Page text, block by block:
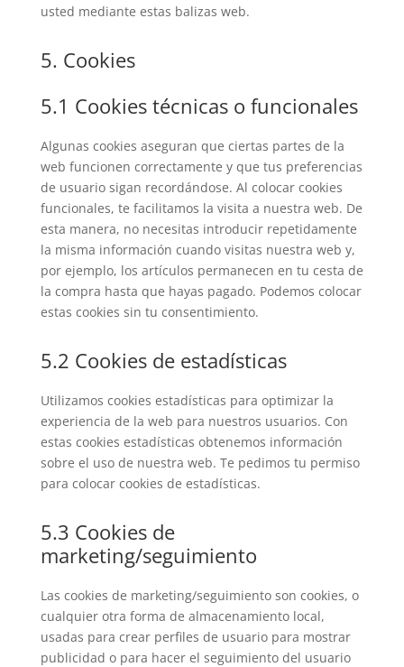
usted mediante estas balizas web.
5. Cookies
5.1 Cookies técnicas o funcionales
Algunas cookies aseguran que ciertas partes de la
web funcionen correctamente y que tus preferencias
de usuario sigan recordándose. Al colocar cookies
funcionales, te facilitamos la visita a nuestra web. De
esta manera, no necesitas introducir repetidamente
la misma información cuando visitas nuestra web y,
por ejemplo, los artículos permanecen en tu cesta de
la compra hasta que hayas pagado. Podemos colocar
estas cookies sin tu consentimiento.
5.2 Cookies de estadísticas
Utilizamos cookies estadísticas para optimizar la
experiencia de la web para nuestros usuarios. Con
estas cookies estadísticas obtenemos información
sobre el uso de nuestra web. Te pedimos tu permiso
para colocar cookies de estadísticas.
5.3 Cookies de
marketing/seguimiento
Las cookies de marketing/seguimiento son cookies, o
cualquier otra forma de almacenamiento local,
usadas para crear perfiles de usuario para mostrar
publicidad o para hacer el seguimiento del usuario